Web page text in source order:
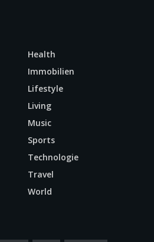
Health
Immobilien
Lifestyle
Living
Music
Sports
Technologie
Travel
World